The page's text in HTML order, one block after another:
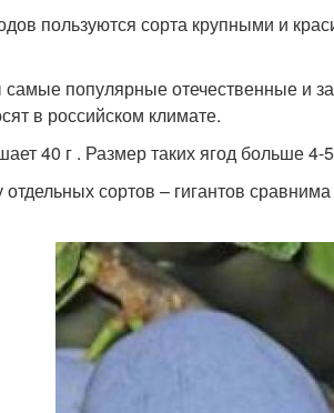
пользуются сорта крупными и
самые популярные отечественные и
в российском климате.
40 г . Размер таких ягод больше
сортов – гигантов